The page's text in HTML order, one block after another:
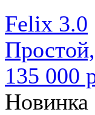
Felix 3.0
135 000
Новинка